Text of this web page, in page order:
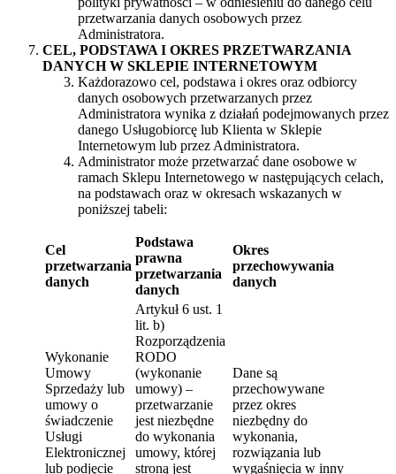
przetwarzania danych osobowych przez
Administratora.
CEL, PODSTAWA I OKRES PRZETWARZANIA
DANYCH W SKLEPIE INTERNETOWYM
Każdorazowo cel, podstawa i okres oraz odbiorcy
danych osobowych przetwarzanych przez
Administratora wynika z działań podejmowanych przez
danego Usługobiorcę lub Klienta w Sklepie
Internetowym lub przez Administratora.
Administrator może przetwarzać dane osobowe w
ramach Sklepu Internetowego w następujących celach,
na podstawach oraz w okresach wskazanych w
poniższej tabeli:
Cel
przetwarzania
danych
Podstawa
prawna
przetwarzania
danych
Okres
przechowywania
danych
Wykonanie
Umowy
Sprzedaży lub
umowy o
świadczenie
Usługi
Elektronicznej
lub podjęcie
Artykuł 6 ust. 1
lit. b)
Rozporządzenia
RODO
(wykonanie
umowy) –
przetwarzanie
jest niezbędne
do wykonania
umowy, której
stroną jest
Dane są
przechowywane
przez okres
niezbędny do
wykonania,
rozwiązania lub
wygaśnięcia w inny